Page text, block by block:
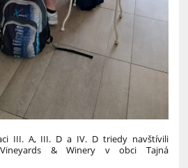
III. A, III. D a IV. D triedy navštívili
& Winery v obci Tajná